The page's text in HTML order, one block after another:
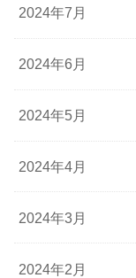
2024年7月
2024年6月
2024年5月
2024年4月
2024年3月
2024年2月